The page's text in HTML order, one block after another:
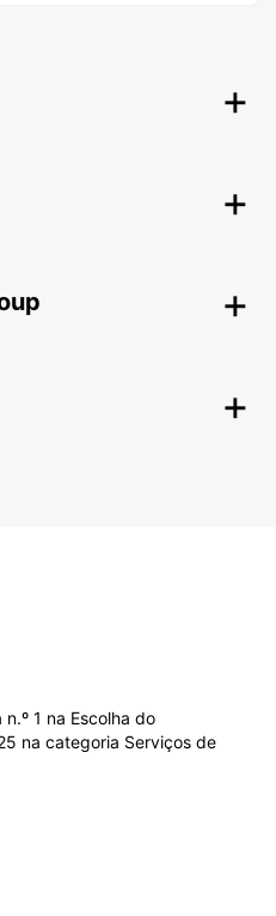
n.º 1 na Escolha do
na categoria Serviços de